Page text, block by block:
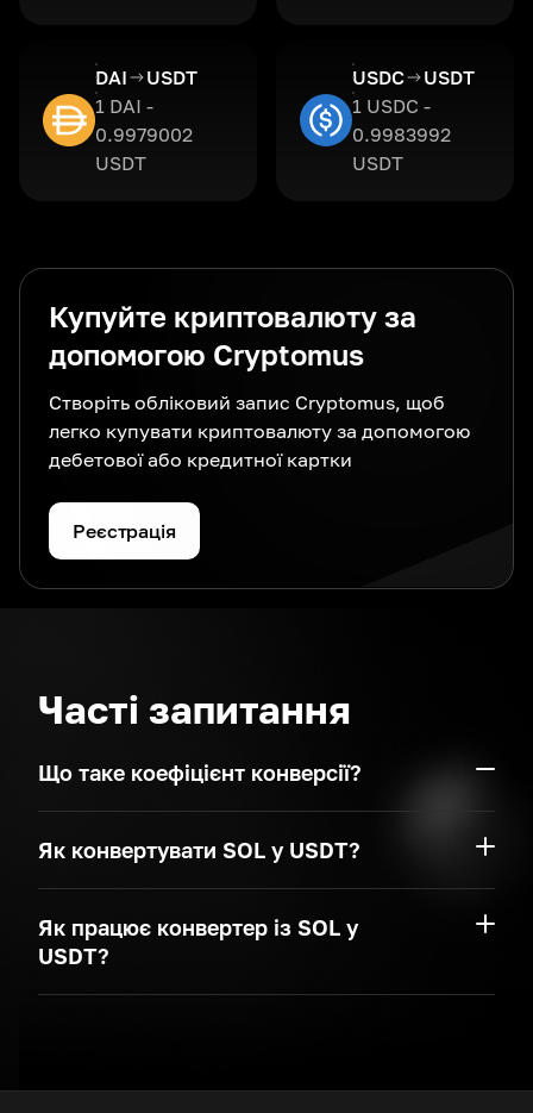
DAI
USDT
1 DAI -
0.9979002
USDT
USDC
USDT
1 USDC -
0.9983992
USDT
Купуйте криптовалюту за
допомогою Cryptomus
Створіть обліковий запис Cryptomus, щоб
легко купувати криптовалюту за допомогою
дебетової або кредитної картки
Реєстрація
Часті запитання
Що таке коефіцієнт конверсії?
Як конвертувати SOL у USDT?
Як працює конвертер із SOL у
USDT?